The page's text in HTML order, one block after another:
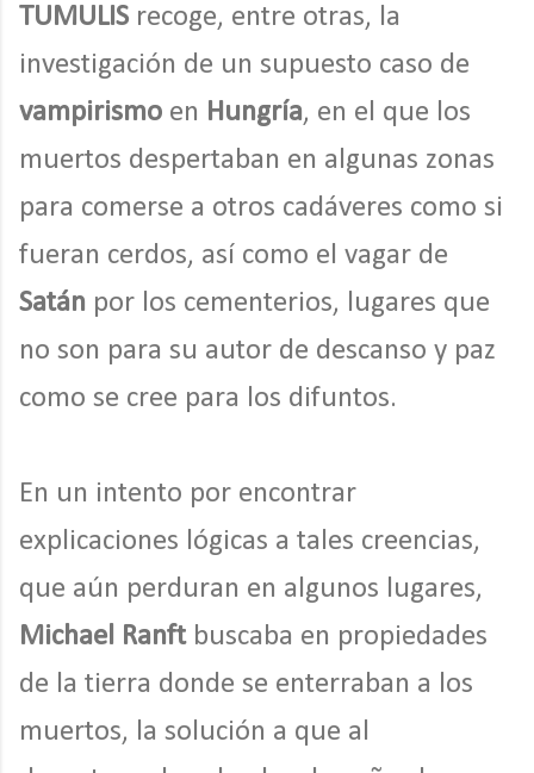
TUMULIS recoge, entre otras, la
investigación de un supuesto caso de
vampirismo en Hungría, en el que los
muertos despertaban en algunas zonas
para comerse a otros cadáveres como si
fueran cerdos, así como el vagar de
Satán por los cementerios, lugares que
no son para su autor de descanso y paz
como se cree para los difuntos.
En un intento por encontrar
explicaciones lógicas a tales creencias,
que aún perduran en algunos lugares,
Michael Ranftbuscaba en propiedades
de la tierra donde se enterraban a los
muertos, la solución a que al